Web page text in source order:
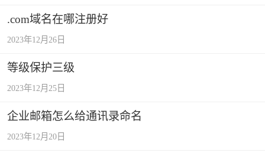
.com域名在哪注册好
2023年12月26日
等级保护三级
2023年12月25日
企业邮箱怎么给通讯录命名
2023年12月20日